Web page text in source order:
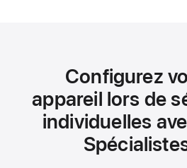
Configurez
appareil lors de
individuelles